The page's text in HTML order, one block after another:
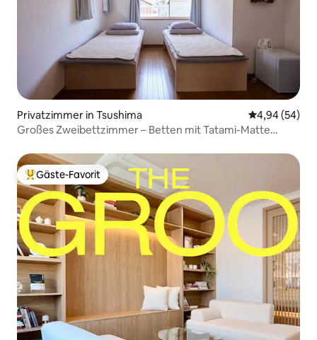
Privatzimmer in Tsushima
4,94 (54)
Großes Zweibettzimmer – Betten mit Tatami-Matte
Beliebter Gäste-Favorit.
Gäste-Favorit